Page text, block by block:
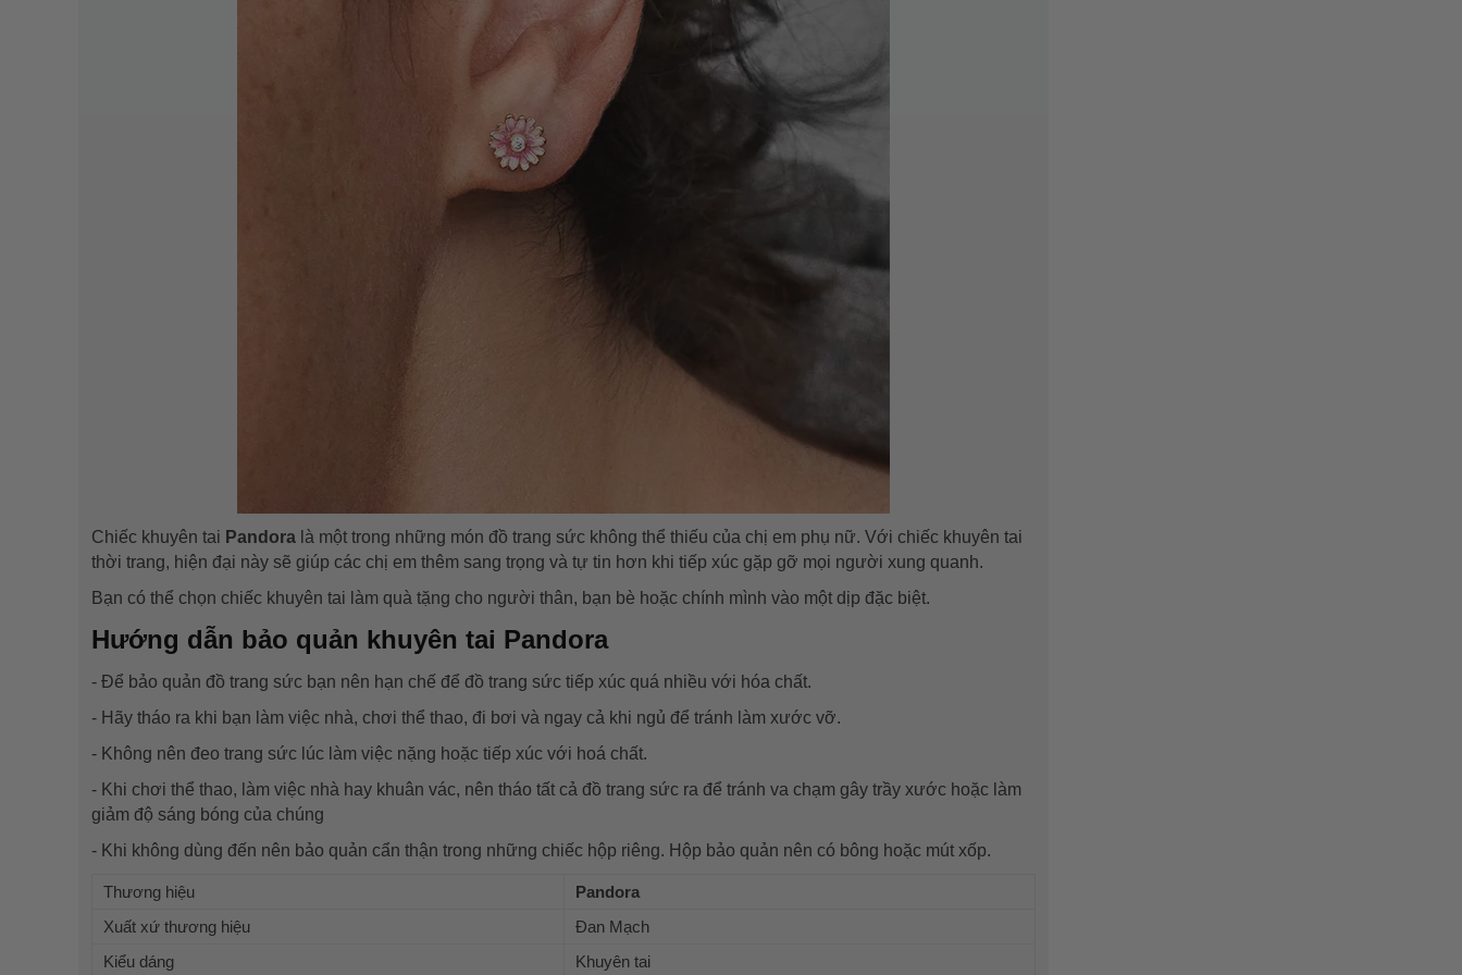
Chiếc khuyên tai Pandora là một trong những món đồ trang sức không thể thiếu của chị em phụ nữ. Với chiếc khuyên tai
thời trang, hiện đại này sẽ giúp các chị em thêm sang trọng và tự tin hơn khi tiếp xúc gặp gỡ mọi người xung quanh.
Bạn có thể chọn chiếc khuyên tai làm quà tặng cho người thân, bạn bè hoặc chính mình vào một dịp đặc biệt.
Hướng dẫn bảo quản khuyên tai Pandora
- Để bảo quản đồ trang sức bạn nên hạn chế để đồ trang sức tiếp xúc quá nhiều với hóa chất.
- Hãy tháo ra khi bạn làm việc nhà, chơi thể thao, đi bơi và ngay cả khi ngủ để tránh làm xước vỡ.
- Không nên đeo trang sức lúc làm việc nặng hoặc tiếp xúc với hoá chất.
- Khi chơi thể thao, làm việc nhà hay khuân vác, nên tháo tất cả đồ trang sức ra để tránh va chạm gây trầy xước hoặc làm
giảm độ sáng bóng của chúng
- Khi không dùng đến nên bảo quản cẩn thận trong những chiếc hộp riêng. Hộp bảo quản nên có bông hoặc mút xốp.
Thương hiệu
Pandora
Xuất xứ thương hiệu
Đan Mạch
Kiểu dáng
Khuyên tai